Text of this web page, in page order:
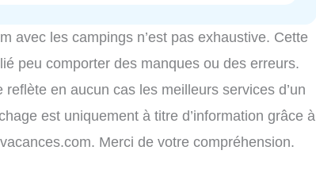
avec les campings n’est pas exhaustive. Cette
peu comporter des manques ou des erreurs.
en aucun cas les meilleurs services d’un
est uniquement à titre d’information grâce à
Merci de votre compréhension.